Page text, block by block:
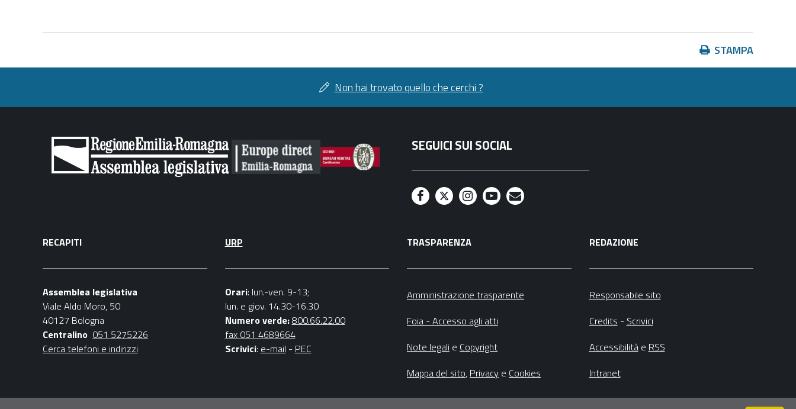
Azioni
sul
STAMPA
Non hai trovato quello che cerchi ?
SEGUICI SUI SOCIAL
F
c
e
o
k
T
i
t
r
I
s
t
r
a
m
Y
t
e
M
l
RECAPITI
Assemblea legislativa
Viale Aldo Moro, 50
40127 Bologna
Centralino 051 5275226
Cerca telefoni e indirizzi
URP
Orari: lun.-ven. 9-13;
lun. e giov. 14.30-16.30
Numero verde:800.66.22.00
fax 051 4689664
Scrivici: e-mail - PEC
TRASPARENZA
Amministrazione trasparente
Foia - Accesso agli atti
Note legali e Copyright
Mappa del sito, Privacy e Cookies
REDAZIONE
Responsabile sito
Credits - Scrivici
Accessibilitàe RSS
Intranet